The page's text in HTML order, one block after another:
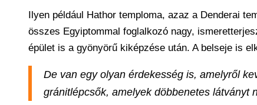
Ilyen például Hathor temploma, azaz a Denderai
összes Egyiptommal foglalkozó nagy,
épület is a gyönyörű kiképzése után. A belseje is
De van egy olyan érdekesség is, amelyről
gránitlépcsők, amelyek döbbenetes látványt